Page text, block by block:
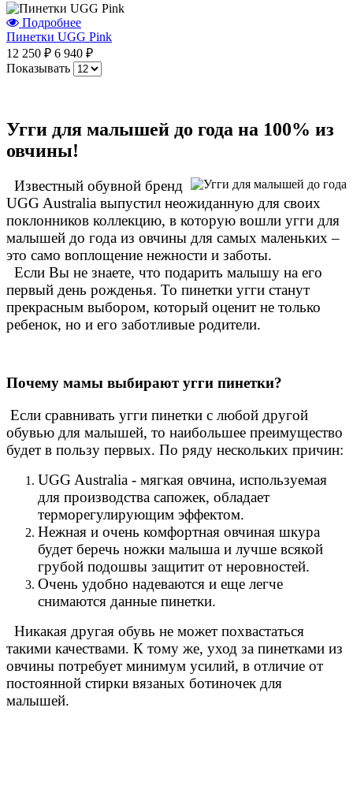
Подробнее
Пинетки UGG Pink
12 250 ₽ 6 940 ₽
Показывать
Угги для малышей до года на 100% из
овчины!
Известный обувной бренд
UGG Australia выпустил неожиданную для своих
поклонников коллекцию, в которую вошли угги для
малышей до года из овчины для самых маленьких –
это само воплощение нежности и заботы.
Если Вы не знаете, что подарить малышу на его
первый день рожденья. То пинетки угги станут
прекрасным выбором, который оценит не только
ребенок, но и его заботливые родители.
Почему мамы выбирают угги пинетки?
Если сравнивать угги пинетки с любой другой
обувью для малышей, то наибольшее преимущество
будет в пользу первых. По ряду нескольких причин:
UGG Australia - мягкая овчина, используемая
для производства сапожек, обладает
терморегулирующим эффектом.
Нежная и очень комфортная овчиная шкура
будет беречь ножки малыша и лучше всякой
грубой подошвы защитит от неровностей.
Очень удобно надеваются и еще легче
снимаются данные пинетки.
Никакая другая обувь не может похвастаться
такими качествами. К тому же, уход за пинетками из
овчины потребует минимум усилий, в отличие от
постоянной стирки вязаных ботиночек для
малышей.